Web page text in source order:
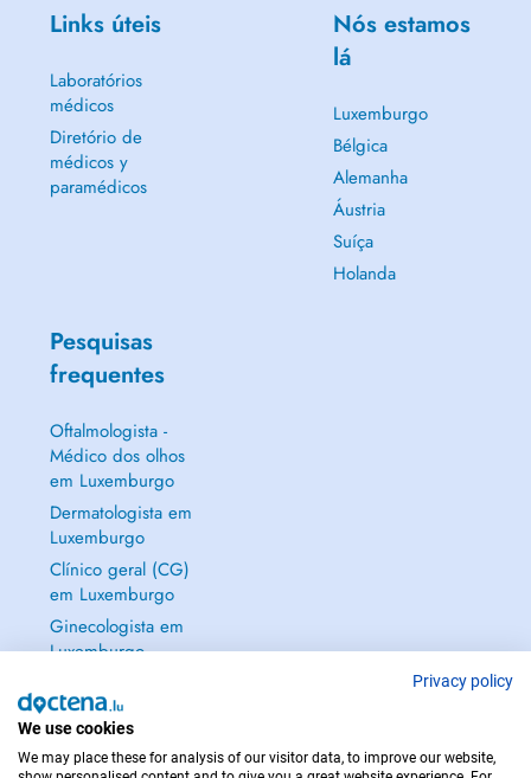
Links úteis
Laboratórios
médicos
Diretório de
médicos y
paramédicos
Nós estamos
lá
Luxemburgo
Bélgica
Alemanha
Áustria
Suíça
Holanda
Pesquisas
frequentes
Oftalmologista -
Médico dos olhos
em Luxemburgo
Dermatologista em
Luxemburgo
Clínico geral (CG)
em Luxemburgo
Ginecologista em
Luxemburgo
Privacy policy
We use cookies
We may place these for analysis of our visitor data, to improve our website,